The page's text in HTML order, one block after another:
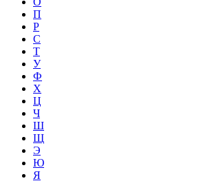
П
Р
С
Т
У
Ф
Х
Ц
Ч
Ш
Щ
Э
Ю
Я